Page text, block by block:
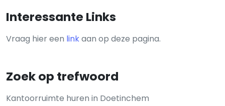
Interessante Links
Vraag hier een linkaan op deze pagina.
Zoek op trefwoord
Kantoorruimte huren in Doetinchem